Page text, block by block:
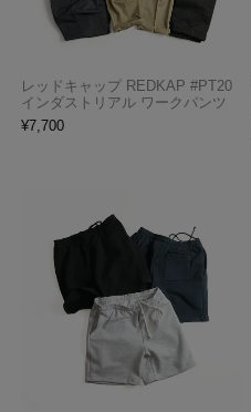
レッドキャップ REDKAP #PT20
インダストリアル ワークパンツ
¥7,700